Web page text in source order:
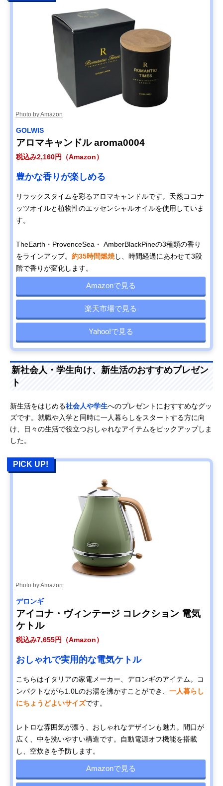
Photo by Amazon
GOLWIS
アロマキャンドル aroma0004
税込み2,160円（Amazon）
豊かな香りが楽しめる
リラックスタイムを彩るアロマキャンドルです。天然ココナ
ッツオイルと植物性のエッセンシャルオイルを使用していま
す。
TheEarth・ProvenceSea・ AmberBlackPineの3種類の香り
をラインアップ。 約35時間燃焼し、時間経過にあわせて3段
階で香りが変化します。
Amazonで見る
楽天市場で見る
Yahoo!で見る
新社会人・学生向け、新生活のおすすめプレゼン
ト
新生活をはじめる社会人や学生へのプレゼントにおすすめなグッ
ズです。就職や入学と同時に一人暮らしをスタートする方に向
け、日々の生活で役立つおしゃれなアイテムをピックアップしま
した。
PICK UP!
Photo by Amazon
デロンギ
アイコナ・ヴィンテージ コレクション 電気
ケトル
税込み7,655円（Amazon）
おしゃれで実用的な電気ケトル
こちらはイタリアの家電メーカー、デロンギのアイテム。コ
ンパクトながら1.0Lのお湯を沸かすことができ、 一人暮らし
にちょうどよいサイズです。
レトロな雰囲気が漂う、おしゃれなデザインも魅力。間口が
広く、中を洗いやすい構造です。自動電源オフ機能を搭載
し、空炊きを予防します。
Amazonで見る